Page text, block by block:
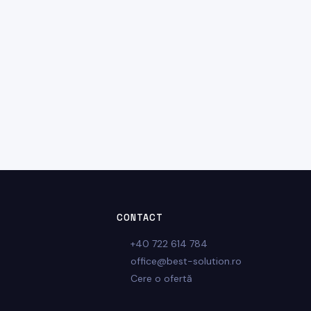
CONTACT
+40 722 614 784
office@best-solution.ro
Cere o ofertă